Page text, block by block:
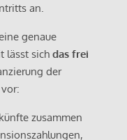
an.
genaue
lässt sich das frei
der
zusammen